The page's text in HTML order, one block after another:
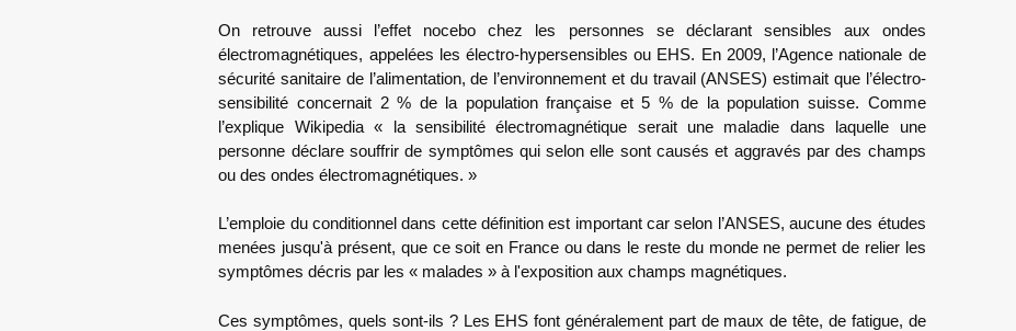
On retrouve aussi l’effet nocebo chez les personnes se déclarant sensibles aux ondes
électromagnétiques, appelées les électro-hypersensibles ou EHS. En 2009, l’Agence nationale de
sécurité sanitaire de l’alimentation, de l’environnement et du travail (ANSES) estimait que l’électro-
sensibilité concernait 2 % de la population française et 5 % de la population suisse. Comme
l’explique Wikipedia « la sensibilité électromagnétique serait une maladie dans laquelle une
personne déclare souffrir de symptômes qui selon elle sont causés et aggravés par des champs
ou des ondes électromagnétiques. »
L’emploie du conditionnel dans cette définition est important car selon l’ANSES, aucune des études
menées jusqu'à présent, que ce soit en France ou dans le reste du monde ne permet de relier les
symptômes décris par les « malades » à l'exposition aux champs magnétiques.
Ces symptômes, quels sont-ils ? Les EHS font généralement part de maux de tête, de fatigue, de